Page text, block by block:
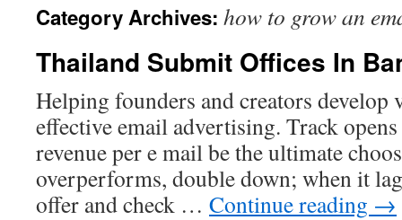
Category Archives: how to grow an
Thailand Submit Offices In
Helping founders and creators
effective email advertising. Track
revenue per e mail be the ultimate
overperforms, double down; when it
offer and check … Continue reading →